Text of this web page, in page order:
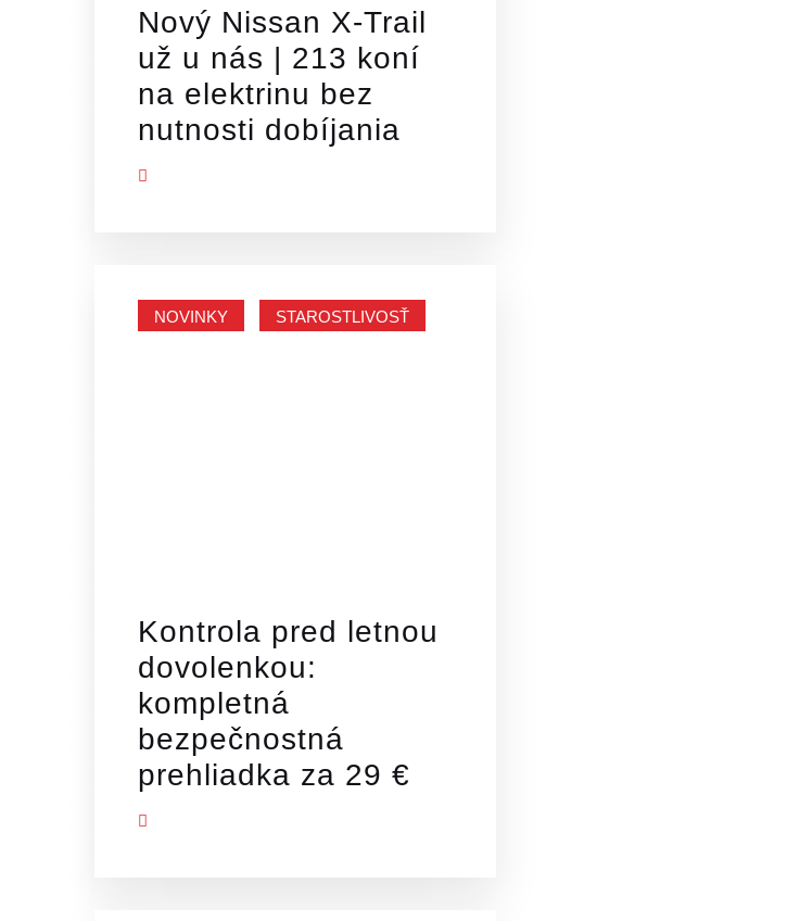
Nový Nissan X-Trail
už u nás | 213 koní
na elektrinu bez
nutnosti dobíjania
NOVINKY STAROSTLIVOSŤ
Kontrola pred letnou
dovolenkou:
kompletná
bezpečnostná
prehliadka za 29 €